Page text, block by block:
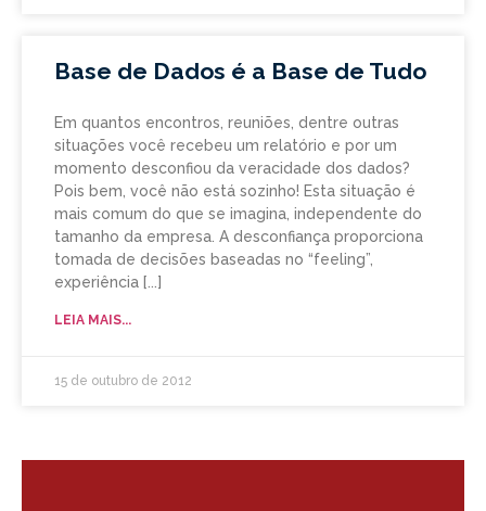
Base de Dados é a Base de Tudo
Em quantos encontros, reuniões, dentre outras
situações você recebeu um relatório e por um
momento desconfiou da veracidade dos dados?
Pois bem, você não está sozinho! Esta situação é
mais comum do que se imagina, independente do
tamanho da empresa. A desconfiança proporciona
tomada de decisões baseadas no “feeling”,
experiência
LEIA MAIS...
15 de outubro de 2012